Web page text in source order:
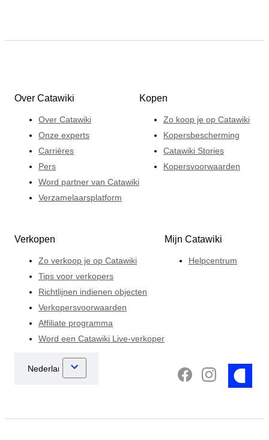
Over Catawiki
Over Catawiki
Onze experts
Carrières
Pers
Word partner van Catawiki
Verzamelaarsplatform
Kopen
Zo koop je op Catawiki
Kopersbescherming
Catawiki Stories
Kopersvoorwaarden
Verkopen
Zo verkoop je op Catawiki
Tips voor verkopers
Richtlijnen indienen objecten
Verkopersvoorwaarden
Affiliate programma
Word een Catawiki Live-verkoper
Mijn Catawiki
Helpcentrum